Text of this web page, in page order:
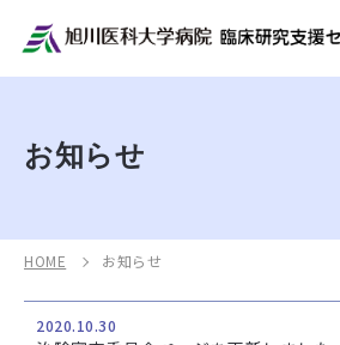
お知らせ
HOME お知らせ
2020.10.30